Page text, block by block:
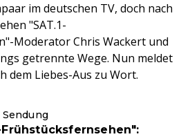
im deutschen TV, doch nach
"SAT.1-
Moderator Chris Wackert und
getrennte Wege. Nun meldet
dem Liebes-Aus zu Wort.
Frühstücksfernsehen":